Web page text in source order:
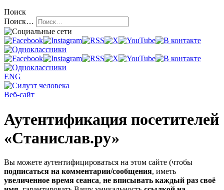
Поиск
Поиск…
ENG
Веб-сайт
Аутентификация посетителей
«Станислав.ру»
Вы можете аутентифицироваться на этом сайте (чтобы
подписаться на комментарии/сообщения, иметь
увеличенное время сеанса, не вписывать каждый раз своё